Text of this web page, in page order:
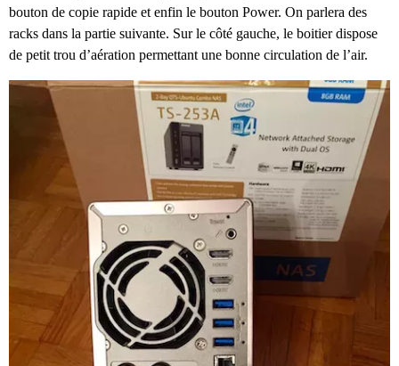
bouton de copie rapide et enfin le bouton Power. On parlera des
racks dans la partie suivante. Sur le côté gauche, le boitier dispose
de petit trou d’aération permettant une bonne circulation de l’air.